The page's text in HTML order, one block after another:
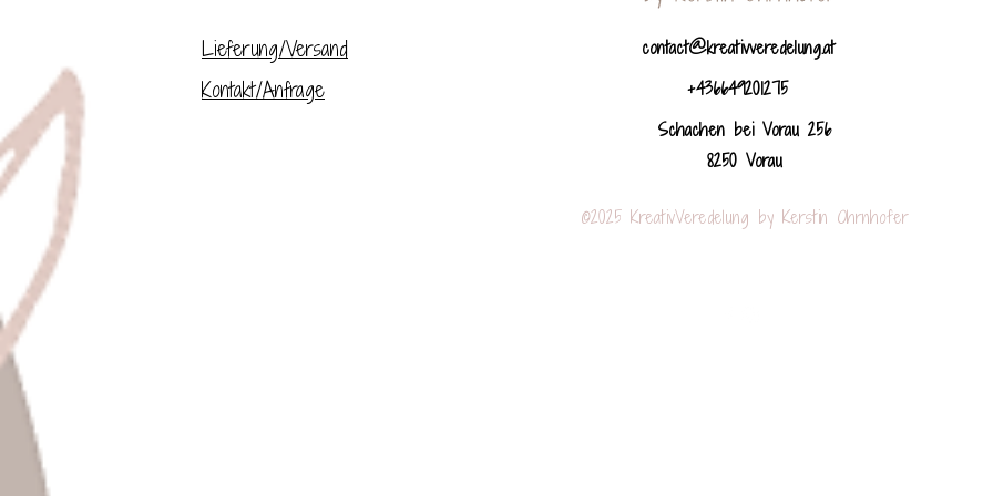
Lieferung/Versand
Kontakt/Anfrage
contact@kreativveredelung.at
+436649201275
Schachen bei Vorau 256
8250 Vorau
©2025 KreativVeredelung by Kerstin Ohrnhofer